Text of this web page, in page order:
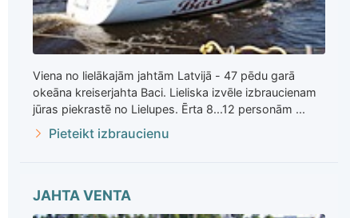
Viena no lielākajām jahtām Latvijā - 47 pēdu garā
okeāna kreiserjahta Baci. Lieliska izvēle izbraucienam
jūras piekrastē no Lielupes. Ērta 8...12 personām ...
Pieteikt izbraucienu
JAHTA VENTA